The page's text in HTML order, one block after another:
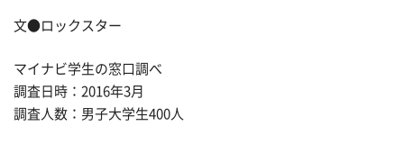
文●ロックスター
マイナビ学生の窓口調べ
調査日時：2016年3月
調査人数：男子大学生400人